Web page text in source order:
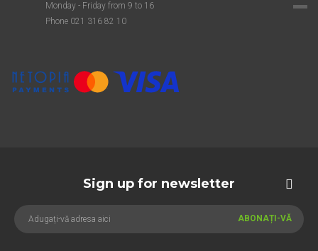
Monday - Friday from 9 to 16
Phone 021 316 82 10
Sign up for newsletter
ABONAȚI-VĂ